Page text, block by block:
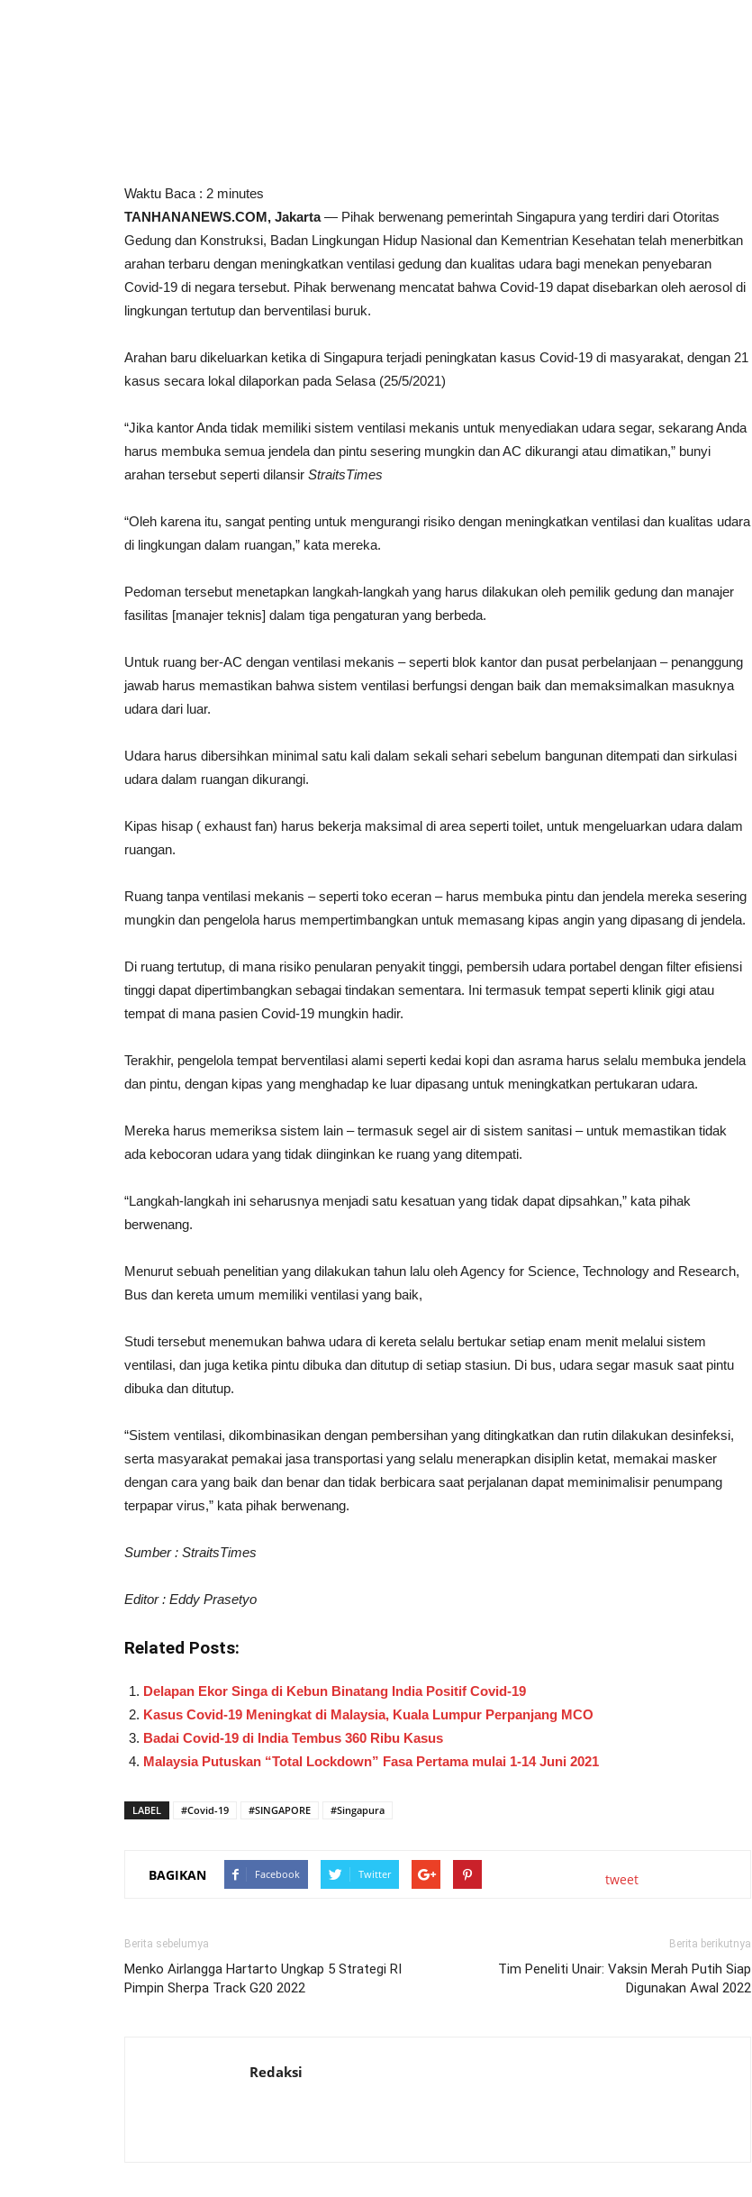
Waktu Baca : 2 minutes
TANHANANEWS.COM, Jakarta— Pihak berwenang pemerintah Singapura yang terdiri dari Otoritas
Gedung dan Konstruksi, Badan Lingkungan Hidup Nasional dan Kementrian Kesehatan telah menerbitkan
arahan terbaru dengan meningkatkan ventilasi gedung dan kualitas udara bagi menekan penyebaran
Covid-19 di negara tersebut. Pihak berwenang mencatat bahwa Covid-19 dapat disebarkan oleh aerosol di
lingkungan tertutup dan berventilasi buruk.
Arahan baru dikeluarkan ketika di Singapura terjadi peningkatan kasus Covid-19 di masyarakat, dengan 21
kasus secara lokal dilaporkan pada Selasa (25/5/2021)
“Jika kantor Anda tidak memiliki sistem ventilasi mekanis untuk menyediakan udara segar, sekarang Anda
harus membuka semua jendela dan pintu sesering mungkin dan AC dikurangi atau dimatikan,” bunyi
arahan tersebut seperti dilansir StraitsTimes
“Oleh karena itu, sangat penting untuk mengurangi risiko dengan meningkatkan ventilasi dan kualitas udara
di lingkungan dalam ruangan,” kata mereka.
Pedoman tersebut menetapkan langkah-langkah yang harus dilakukan oleh pemilik gedung dan manajer
fasilitas [manajer teknis] dalam tiga pengaturan yang berbeda.
Untuk ruang ber-AC dengan ventilasi mekanis – seperti blok kantor dan pusat perbelanjaan – penanggung
jawab harus memastikan bahwa sistem ventilasi berfungsi dengan baik dan memaksimalkan masuknya
udara dari luar.
Udara harus dibersihkan minimal satu kali dalam sekali sehari sebelum bangunan ditempati dan sirkulasi
udara dalam ruangan dikurangi.
Kipas hisap ( exhaust fan) harus bekerja maksimal di area seperti toilet, untuk mengeluarkan udara dalam
ruangan.
Ruang tanpa ventilasi mekanis – seperti toko eceran – harus membuka pintu dan jendela mereka sesering
mungkin dan pengelola harus mempertimbangkan untuk memasang kipas angin yang dipasang di jendela.
Di ruang tertutup, di mana risiko penularan penyakit tinggi, pembersih udara portabel dengan filter efisiensi
tinggi dapat dipertimbangkan sebagai tindakan sementara. Ini termasuk tempat seperti klinik gigi atau
tempat di mana pasien Covid-19 mungkin hadir.
Terakhir, pengelola tempat berventilasi alami seperti kedai kopi dan asrama harus selalu membuka jendela
dan pintu, dengan kipas yang menghadap ke luar dipasang untuk meningkatkan pertukaran udara.
Mereka harus memeriksa sistem lain – termasuk segel air di sistem sanitasi – untuk memastikan tidak
ada kebocoran udara yang tidak diinginkan ke ruang yang ditempati.
“Langkah-langkah ini seharusnya menjadi satu kesatuan yang tidak dapat dipsahkan,” kata pihak
berwenang.
Menurut sebuah penelitian yang dilakukan tahun lalu oleh Agency for Science, Technology and Research,
Bus dan kereta umum memiliki ventilasi yang baik,
Studi tersebut menemukan bahwa udara di kereta selalu bertukar setiap enam menit melalui sistem
ventilasi, dan juga ketika pintu dibuka dan ditutup di setiap stasiun. Di bus, udara segar masuk saat pintu
dibuka dan ditutup.
“Sistem ventilasi, dikombinasikan dengan pembersihan yang ditingkatkan dan rutin dilakukan desinfeksi,
serta masyarakat pemakai jasa transportasi yang selalu menerapkan disiplin ketat, memakai masker
dengan cara yang baik dan benar dan tidak berbicara saat perjalanan dapat meminimalisir penumpang
terpapar virus,” kata pihak berwenang.
Sumber : StraitsTimes
Editor : Eddy Prasetyo
Related Posts:
Delapan Ekor Singa di Kebun Binatang India Positif Covid-19
Kasus Covid-19 Meningkat di Malaysia, Kuala Lumpur Perpanjang MCO
Badai Covid-19 di India Tembus 360 Ribu Kasus
Malaysia Putuskan “Total Lockdown” Fasa Pertama mulai 1-14 Juni 2021
LABEL #Covid-19 #SINGAPORE #Singapura
BAGIKAN Facebook Twitter tweet
Berita sebelumya
Menko Airlangga Hartarto Ungkap 5 Strategi RI
Pimpin Sherpa Track G20 2022
Berita berikutnya
Tim Peneliti Unair: Vaksin Merah Putih Siap
Digunakan Awal 2022
Redaksi